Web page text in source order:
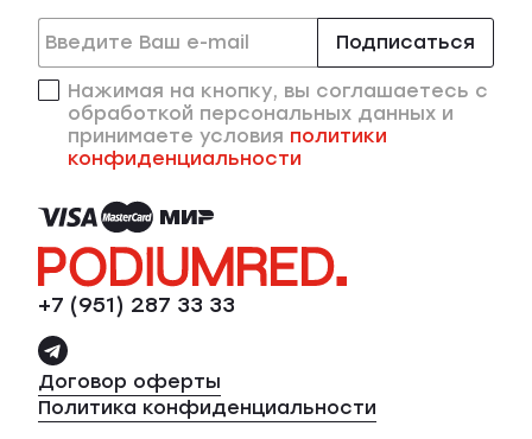
+7 (951) 287 33 33
Договор оферты
Политика конфиденциальности
Подписаться
Нажимая на кнопку, вы соглашаетесь с
обработкой персональных данных и
принимаете условия политики
конфиденциальности